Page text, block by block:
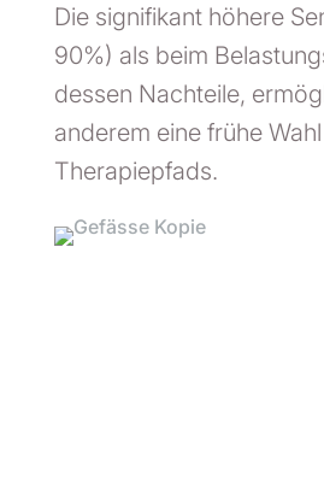
Die signifikant höhere
90%) als beim
dessen Nachteile,
anderem eine frühe
Therapiepfads.